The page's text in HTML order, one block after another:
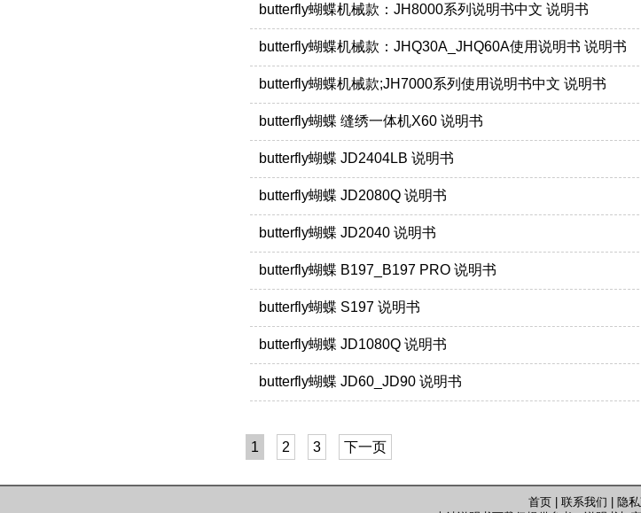
butterfly蝴蝶机械款：JH8000系列说明书中文 说明书
butterfly蝴蝶机械款：JHQ30A_JHQ60A使用说明书 说明书
butterfly蝴蝶机械款;JH7000系列使用说明书中文 说明书
butterfly蝴蝶 缝绣一体机X60 说明书
butterfly蝴蝶 JD2404LB 说明书
butterfly蝴蝶 JD2080Q 说明书
butterfly蝴蝶 JD2040 说明书
butterfly蝴蝶 B197_B197 PRO 说明书
butterfly蝴蝶 S197 说明书
butterfly蝴蝶 JD1080Q 说明书
butterfly蝴蝶 JD60_JD90 说明书
1 2 3 下一页
首页 联系我们
隐